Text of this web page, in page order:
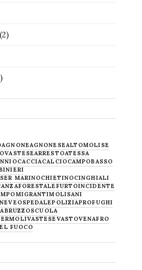
AGNONEAGNONESEALTOMOLISE
ARRESTOATESSA
CACCIACALCIOCAMPOBASSO
MARINOCHIETINOCINGHIALI
FORESTALE FURTOINCIDENTE
MIGRANTIMOLISANI
NEVE OSPEDALEPOLIZIAPROFUGHI
SCUOLA
VASTESE VASTOVENAFRO
FUOCO